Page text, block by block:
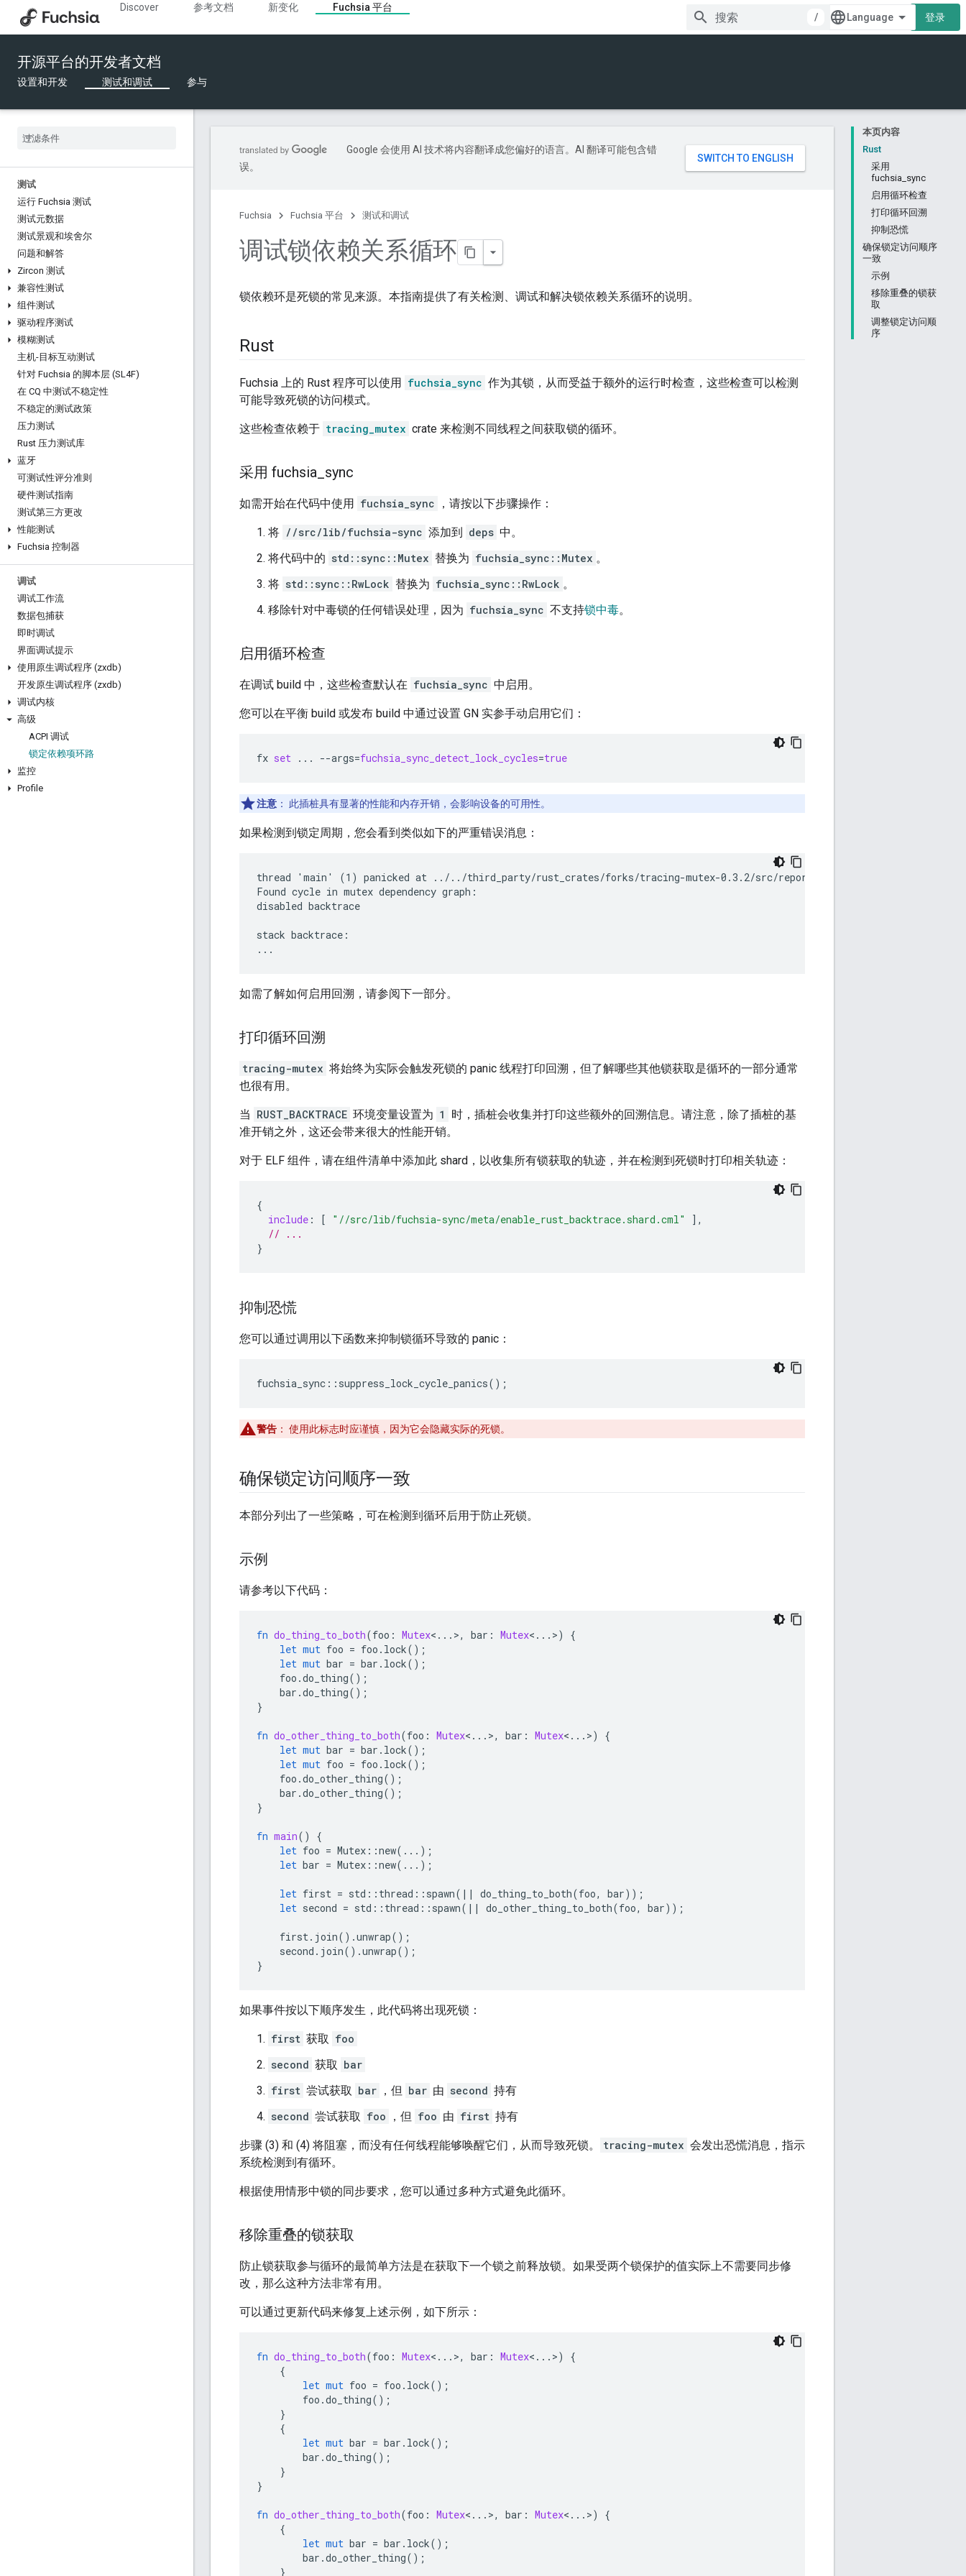
Discover 参考文档 新变化
Fuchsia 平台
/
登录
开源平台的开发者文档
设置和开发 测试和调试 参与
测试
运行 Fuchsia 测试
测试元数据
测试景观和埃舍尔
问题和解答
Zircon 测试
兼容性测试
组件测试
驱动程序测试
模糊测试
主机-目标互动测试
针对 Fuchsia 的脚本层 (SL4F)
在 CQ 中测试不稳定性
不稳定的测试政策
压力测试
Rust 压力测试库
蓝牙
可测试性评分准则
硬件测试指南
测试第三方更改
性能测试
Fuchsia 控制器
调试
调试工作流
数据包捕获
即时调试
界面调试提示
使用原生调试程序 (zxdb)
开发原生调试程序 (zxdb)
调试内核
高级
ACPI 调试
锁定依赖项环路
监控
Profile
本页内容
Rust
采用
fuchsia_sync
启用循环检查
打印循环回溯
抑制恐慌
确保锁定访问顺序
一致
示例
移除重叠的锁获
取
调整锁定访问顺
序
Google 会使用 AI 技术将内容翻译成您偏好的语言。AI 翻译可能包含错
误。
Fuchsia Fuchsia 平台 测试和调试
调试锁依赖关系循环
锁依赖环是死锁的常见来源。本指南提供了有关检测、调试和解决锁依赖关系循环的说明。
Rust
Fuchsia 上的 Rust 程序可以使用 fuchsia_sync 作为其锁，从而受益于额外的运行时检查，这些检查可以检测
可能导致死锁的访问模式。
这些检查依赖于 tracing_mutex crate 来检测不同线程之间获取锁的循环。
采用 fuchsia sync
如需开始在代码中使用 fuchsia_sync ，请按以下步骤操作：
将 //src/lib/fuchsia-sync 添加到 deps 中。
将代码中的 std::sync::Mutex 替换为 fuchsia_sync::Mutex 。
将 std::sync::RwLock 替换为 fuchsia_sync::RwLock 。
移除针对中毒锁的任何错误处理，因为 fuchsia_sync 不支持锁中毒。
启用循环检查
在调试 build 中，这些检查默认在 fuchsia_sync 中启用。
您可以在平衡 build 或发布 build 中通过设置 GN 实参手动启用它们：
fx set ... --args=fuchsia_sync_detect_lock_cycles=true
注意 ： 此插桩具有显著的性能和内存开销，会影响设备的可用性。
如果检测到锁定周期，您会看到类似如下的严重错误消息：
thread 'main' (1) panicked at ../../third_party/rust_crates/forks/tracing-mutex-0.3.2/src/reporting.rs:
Found cycle in mutex dependency graph:
disabled backtrace
stack backtrace:
如需了解如何启用回溯，请参阅下一部分。
打印循环回溯
tracing-mutex 将始终为实际会触发死锁的 panic 线程打印回溯，但了解哪些其他锁获取是循环的一部分通常
也很有用。
当 RUST_BACKTRACE 环境变量设置为 1
时，插桩会收集并打印这些额外的回溯信息。请注意，除了插桩的基
准开销之外，这还会带来很大的性能开销。
对于 ELF 组件，请在组件清单中添加此 shard，以收集所有锁获取的轨迹，并在检测到死锁时打印相关轨迹：
{
include : [ "//src/lib/fuchsia-sync/meta/enable_rust_backtrace.shard.cml"
],
// ...
}
抑制恐慌
您可以通过调用以下函数来抑制锁循环导致的 panic：
fuchsia_sync :: suppress_lock_cycle_panics();
警告 ： 使用此标志时应谨慎，因为它会隐藏实际的死锁。
确保锁定访问顺序一致
本部分列出了一些策略，可在检测到循环后用于防止死锁。
示例
请参考以下代码：
fn do_thing_to_both(foo : Mutex< .. .>, bar : Mutex< .. .>)
{
let mut foo = foo . lock();
let mut bar = bar . lock();
foo .do_thing();
bar .do_thing();
}
fn do_other_thing_to_both(foo : Mutex< .. .>, bar : Mutex< .. .>)
{
let mut bar = bar . lock();
let mut foo = foo . lock();
foo .do_other_thing();
bar .do_other_thing();
}
fn main()
{
let foo = Mutex ::new( .. .);
let bar = Mutex ::new( .. .);
let first = std :: thread :: spawn( || do_thing_to_both(foo, bar));
let second = std :: thread :: spawn( || do_other_thing_to_both(foo, bar));
first. join().unwrap();
second . join().unwrap();
}
如果事件按以下顺序发生，此代码将出现死锁：
first 获取 foo
second 获取 bar
first 尝试获取 bar ，但 bar 由 second 持有
second 尝试获取 foo ，但 foo 由 first 持有
步骤 (3) 和 (4) 将阻塞，而没有任何线程能够唤醒它们，从而导致死锁。 tracing-mutex 会发出恐慌消息，指示
系统检测到有循环。
根据使用情形中锁的同步要求，您可以通过多种方式避免此循环。
移除重叠的锁获取
防止锁获取参与循环的最简单方法是在获取下一个锁之前释放锁。如果受两个锁保护的值实际上不需要同步修
改，那么这种方法非常有用。
可以通过更新代码来修复上述示例，如下所示：
fn do_thing_to_both(foo : Mutex< .. .>, bar : Mutex< .. .>)
{
{
let mut foo = foo . lock();
foo .do_thing();
}
{
let mut bar = bar . lock();
bar .do_thing();
}
}
fn do_other_thing_to_both(foo : Mutex< .. .>, bar : Mutex< .. .>)
{
{
let mut bar = bar . lock();
bar .do_other_thing();
}